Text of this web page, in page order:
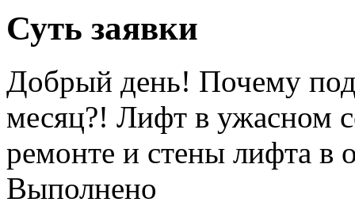
Суть заявки
Добрый день! Почему
месяц?! Лифт в ужасном
ремонте и стены лифта в
Выполнено